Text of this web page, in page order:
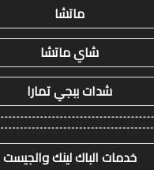
ماتشا
شاي ماتشا
شدات ببجي تمارا
خدمات الباك لينك والجيست